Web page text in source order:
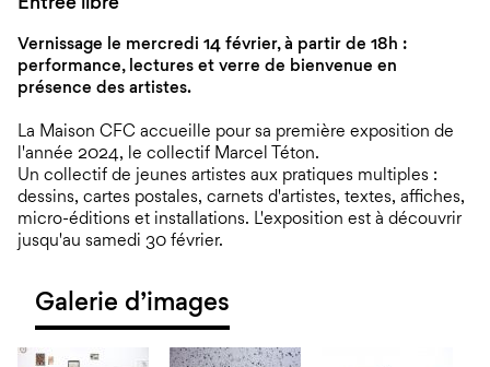
Vernissage le mercredi 14 février, à partir de 18h :
performance, lectures et verre de bienvenue en
présence des artistes.
La Maison CFC accueille pour sa première exposition de
l'année 2024, le collectif Marcel Téton.
Un collectif de jeunes artistes aux pratiques multiples :
dessins, cartes postales, carnets d'artistes, textes, affiches,
micro-éditions et installations. L'exposition est à découvrir
jusqu'au samedi 30 février.
Galerie d’images